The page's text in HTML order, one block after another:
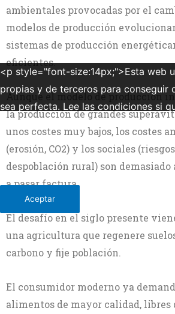
ambientales provocadas por el
modelos de producción
sistemas de producción
eficientes.
Aunque el modelo de producción
la producción de grandes
unos costes muy bajos, los costes
(erosión, CO2) y los sociales
despoblación rural) son
a pasar factura.
El desafío en el siglo presente
una agricultura que regenere
carbono y fije población.
El consumidor moderno ya
alimentos de mayor calidad, libres
<p style="font-size:14px;">Esta web
propias y de terceros para conseguir
sea perfecta. Lee las condiciones si
href="http://ecosdelduero.com/aviso-
{estilo_enlace}>Leer Aviso legal</
Aceptar